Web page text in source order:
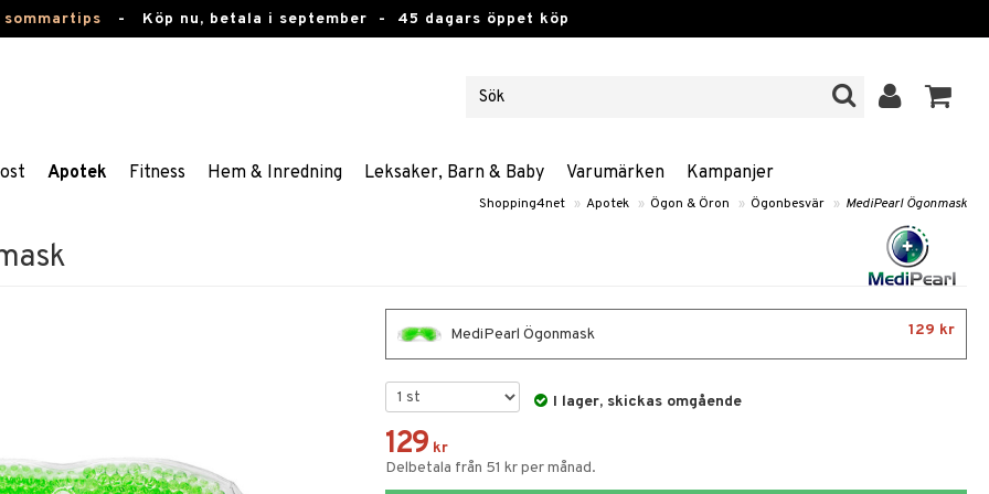
- Köp nu, betala i september - 45 dagars öppet köp
Apotek Fitness Hem & Inredning Leksaker, Barn & Baby Varumärken Kampanjer
Shopping4net » Apotek » Ögon & Öron » Ögonbesvär » MediPearl Ögonmask
MediPearl Ögonmask 129 kr
I lager, skickas omgående
129 kr
Delbetala från 51 kr per månad.